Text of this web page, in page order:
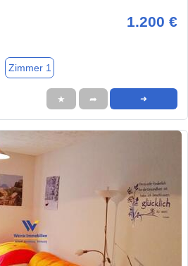
1.200 €
Zimmer 1
★ ➦ ➜